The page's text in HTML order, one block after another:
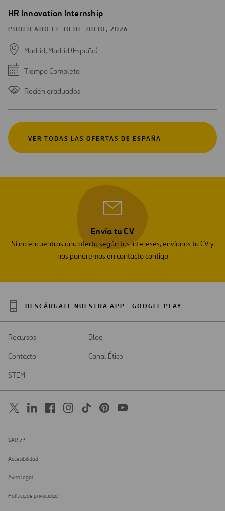
HR Innovation Internship
PUBLICADO EL 30 DE JULIO, 2026
Madrid, Madrid (España)
Tiempo Completo
Recién graduados
VER TODAS LAS OFERTAS DE ESPAÑA
Envía tu CV
Si no encuentras una oferta según tus intereses, envíanos tu CV y
nos pondremos en contacto contigo
DESCÁRGATE NUESTRA APP: GOOGLE PLAY
Recursos
Blog
Contacto
Canal Ético
STEM
Abrir
una
nueva
SAR
Accesibilidad
Aviso legal
Política de privacidad